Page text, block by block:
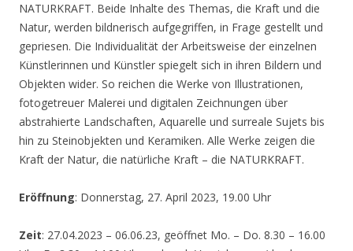
NATURKRAFT. Beide Inhalte des Themas, die Kraft und die
Natur, werden bildnerisch aufgegriffen, in Frage gestellt und
gepriesen. Die Individualität der Arbeitsweise der einzelnen
Künstlerinnen und Künstler spiegelt sich in ihren Bildern und
Objekten wider. So reichen die Werke von Illustrationen,
fotogetreuer Malerei und digitalen Zeichnungen über
abstrahierte Landschaften, Aquarelle und surreale Sujets bis
hin zu Steinobjekten und Keramiken. Alle Werke zeigen die
Kraft der Natur, die natürliche Kraft – die NATURKRAFT.
Eröffnung: Donnerstag, 27. April 2023, 19.00 Uhr
Zeit: 27.04.2023 – 06.06.23, geöffnet Mo. – Do. 8.30 – 16.00